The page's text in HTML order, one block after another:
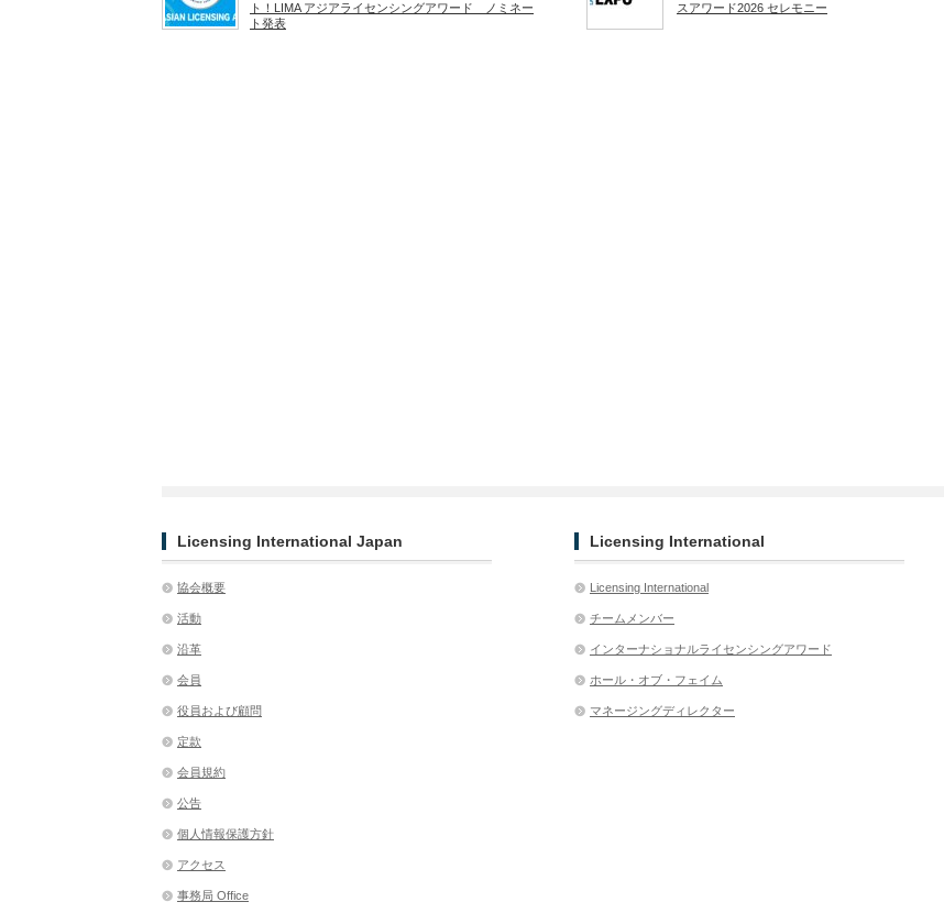
ト！LIMA アジアライセンシングアワード ノミネー
ト発表
スアワード2026 セレモニー
Licensing International Japan
協会概要
活動
沿革
会員
役員および顧問
定款
会員規約
公告
個人情報保護方針
アクセス
事務局 Office
Licensing International
Licensing International
チームメンバー
インターナショナルライセンシングアワード
ホール・オブ・フェイム
マネージングディレクター